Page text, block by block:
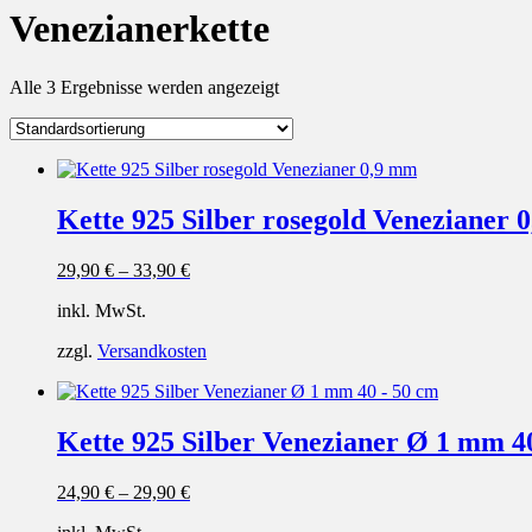
Venezianerkette
Alle 3 Ergebnisse werden angezeigt
Kette 925 Silber rosegold Venezianer
29,90 € – 33,90 €
inkl. MwSt.
zzgl. Versandkosten
Kette 925 Silber Venezianer Ø 1 mm
24,90 € – 29,90 €